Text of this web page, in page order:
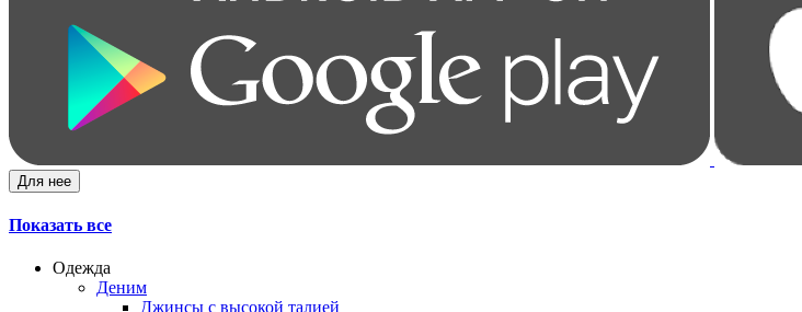
Для нее
Показать все
Одежда
Деним
Джинсы с высокой талией